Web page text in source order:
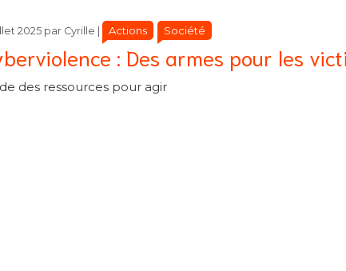
: Des armes pour les
2025 par Cyrille Catégories
Catégories
Actions Société
des ressources pour agir